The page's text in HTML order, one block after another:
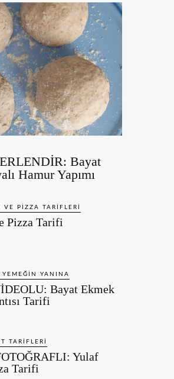
Bayat
Hamur Yapımı
VE PIZZA TARIFLERI
Pizza Tarifi
YEMEĞIN YANINA
Bayat Ekmek
Tarifi
TARIFLERI
Yulaf
Tarifi